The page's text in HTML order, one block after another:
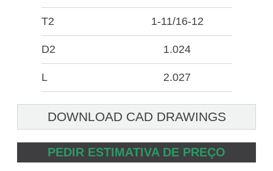
T2 1-11/16-12
D2 1.024
L 2.027
DOWNLOAD CAD DRAWINGS
PEDIR ESTIMATIVA DE PREÇO